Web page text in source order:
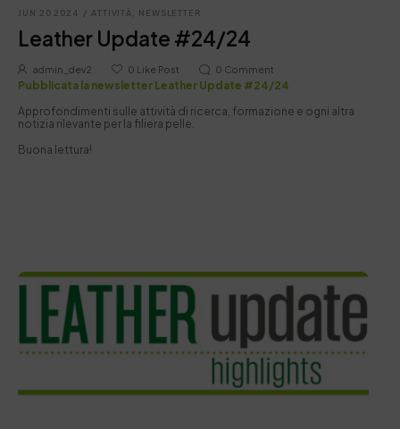
JUN 20 2024 / ATTIVITÀ, NEWSLETTER
Leather Update #24/24
admin_dev2 0 Like Post 0 Comment
Pubblicata la newsletter Leather Update #24/24
Approfondimenti sulle attività di ricerca, formazione e ogni altra
notizia rilevante per la filiera pelle.
Buona lettura!